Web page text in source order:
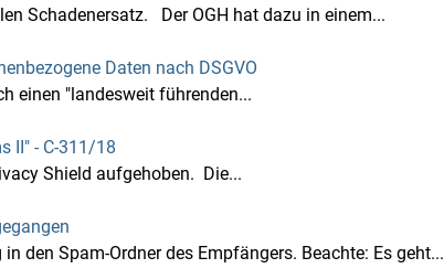
Schadenersatz. Der OGH hat dazu in einem...
Daten nach DSGVO
einen "landesweit führenden...
II" - C‑311/18
Shield aufgehoben. Die...
den Spam-Ordner des Empfängers. Beachte: Es geht...